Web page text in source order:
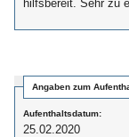
hilfsbereit. Sehr zu
Angaben zum
Aufenthaltsdatum:
25.02.2020